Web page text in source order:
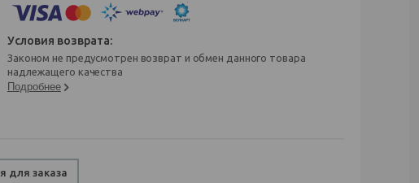
Законом не предусмотрен возврат и обмен данного товара
надлежащего качества
Подробнее
для заказа